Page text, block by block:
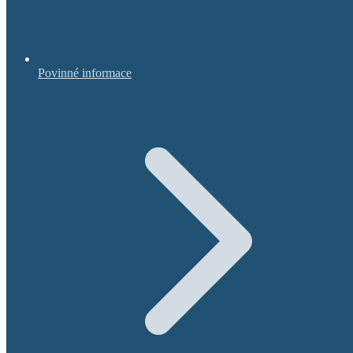
Povinné informace